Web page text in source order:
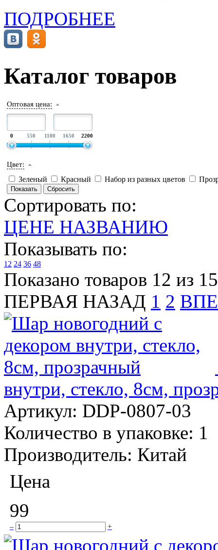
ПОДРОБНЕЕ
Каталог товаров
Оптовая цена:
0 550 1100 1650 2200
Цвет:
Зеленый Красный Набор из разных цветов
Сортировать по:
ЦЕНЕ НАЗВАНИЮ
Показывать по:
12 24 36 48
Показано товаров 12 из 15
ПЕРВАЯ НАЗАД 1 2
внутри, стекло, 8см,
Артикул: DDP-0807-03
Количество в упаковке: 1
Производитель: Китай
Цена
99
– +